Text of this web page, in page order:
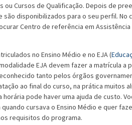
Cursos de Qualificação. Depois de
disponibilizados para o seu perfil. No
Centro de referência em Assistência
no Ensino Médio e no EJA (
EJA devem fazer a matrícula a
tanto pelos órgãos
ao final do curso, na prática muitos
pode haver uma ajuda de custo.
cursava o Ensino Médio e quer
requisitos do programa.